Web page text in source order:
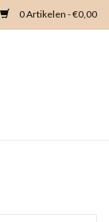
0 Artikelen - €0,00